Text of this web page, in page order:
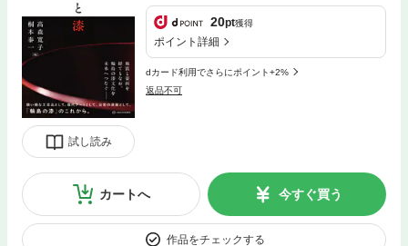
試し読み
20pt獲得
ポイント詳細
dカード利用でさらにポイント+2%
返品不可
カートへ 今すぐ買う
作品をチェックする